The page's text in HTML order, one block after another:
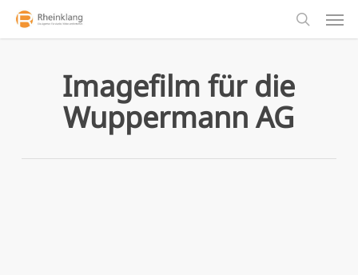
Skip
search
Imagefilm für die
Wuppermann AG